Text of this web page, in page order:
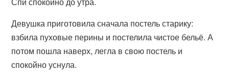
Девушка приготовила сначала постель старику:
взбила пуховые перины и постелила чистое бельё. А
потом пошла наверх, легла в свою постель и
спокойно уснула.